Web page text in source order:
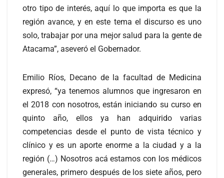
otro tipo de interés, aquí lo que importa es que la
región avance, y en este tema el discurso es uno
solo, trabajar por una mejor salud para la gente de
Atacama”, aseveró el Gobernador.
Emilio Ríos, Decano de la facultad de Medicina
expresó, “ya tenemos alumnos que ingresaron en
el 2018 con nosotros, están iniciando su curso en
quinto año, ellos ya han adquirido varias
competencias desde el punto de vista técnico y
clínico y es un aporte enorme a la ciudad y a la
región (…) Nosotros acá estamos con los médicos
generales, primero después de los siete años, pero